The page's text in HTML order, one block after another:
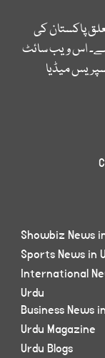
پاکستان کی
اس ویب سائٹ
میڈیا
Showbiz News
Sports News in
International
Urdu
Business News
Urdu Magazine
Urdu Blogs